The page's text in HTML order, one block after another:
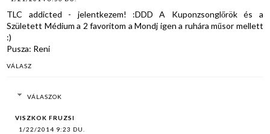
TLC addicted - jelentkezem! :DDD A Kuponzsonglőrök és a
Született Médium a 2 favoritom a Mondj igen a ruhára műsor mellett
:)
Pusza: Reni
VÁLASZ
VÁLASZOK
VISZKOK FRUZSI
1/22/2014 9:23 DU.